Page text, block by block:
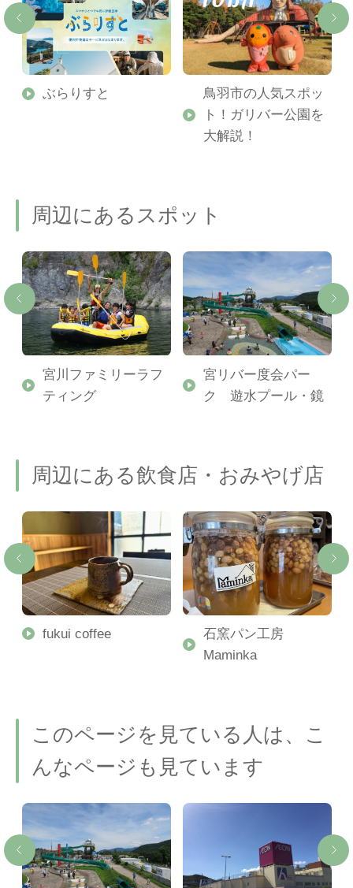
ぶらりすと
鳥羽市の人気スポッ
ト！ガリバー公園を
大解説！
周辺にあるスポット
宮川ファミリーラフ
ティング
宮リバー度会パー
ク 遊水プール・鏡
周辺にある飲食店・おみやげ店
fukui coffee
石窯パン工房
Maminka
このページを見ている人は、こ
んなページも見ています